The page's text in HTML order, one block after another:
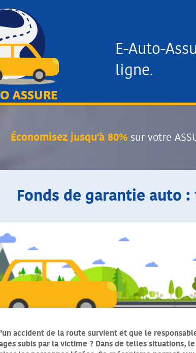
E-Auto-
ligne.
Économisez jusqu'à 80% sur votre
Fonds de garantie auto
accident de la route survient et que le
subis par la victime ? Dans de telles situations,